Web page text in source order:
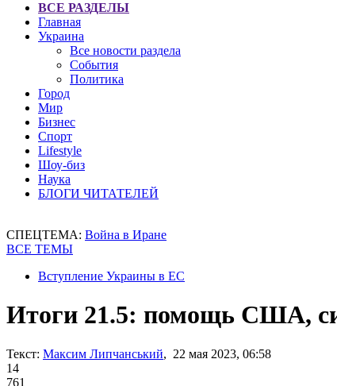
ВСЕ РАЗДЕЛЫ
Главная
Украина
Все новости раздела
События
Политика
Город
Мир
Бизнес
Спорт
Lifestyle
Шоу-биз
Наука
БЛОГИ ЧИТАТЕЛЕЙ
СПЕЦТЕМА: Война в Иране
ВСЕ ТЕМЫ
Вступление Украины в ЕС
Итоги 21.5: помощь США,
Текст: Максим Липчанський, 22 мая 2023, 06:58
14
761